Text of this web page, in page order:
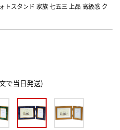
トスタンド 家族 七五三 上品 高級感 ク
で当日発送)